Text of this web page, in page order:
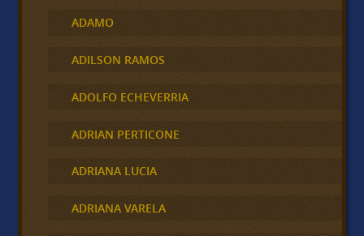
ADAMO
ADILSON RAMOS
ADOLFO ECHEVERRIA
ADRIAN PERTICONE
ADRIANA LUCIA
ADRIANA VARELA